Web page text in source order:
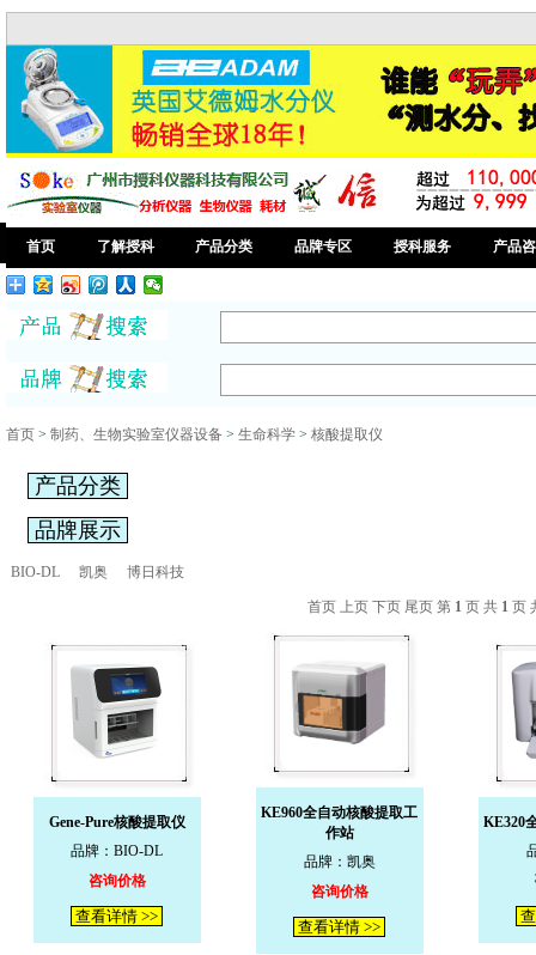
首页 了解授科 产品分类 品牌专区 授科服务 产品
首页> 制药、生物实验室仪器设备 > 生命科学> 核酸提取仪
产品分类
品牌展示
BIO-DL 凯奥 博日科技
首页 上页 下页 尾页 第 1 页 共 1 页
Gene-Pure核酸提取仪
品牌：BIO-DL
咨询价格
查看详情 >>
KE960全自动核酸提取工
作站
品牌：凯奥
咨询价格
查看详情 >>
KE320